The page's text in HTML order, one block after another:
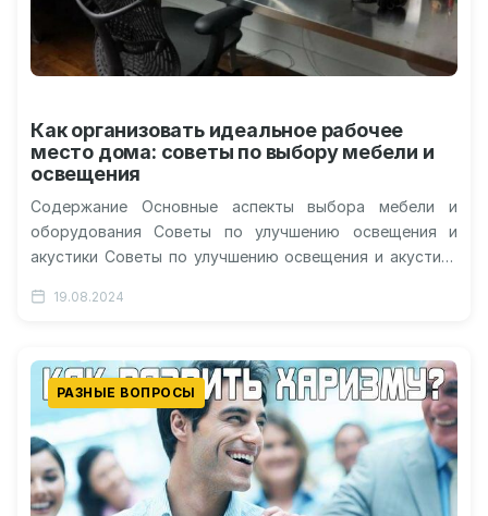
Как организовать идеальное рабочее
место дома: советы по выбору мебели и
освещения
Содержание Основные аспекты выбора мебели и
оборудования Советы по улучшению освещения и
акустики Советы по улучшению освещения и акустики
комфорта…
19.08.2024
РАЗНЫЕ ВОПРОСЫ